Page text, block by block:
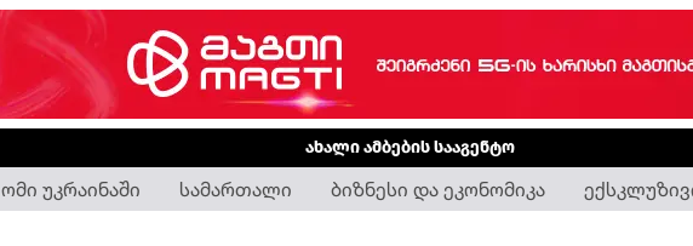
ახალი ამბების სააგენტო
ომი უკრაინაში სამართალი ბიზნესი და ეკონომიკა